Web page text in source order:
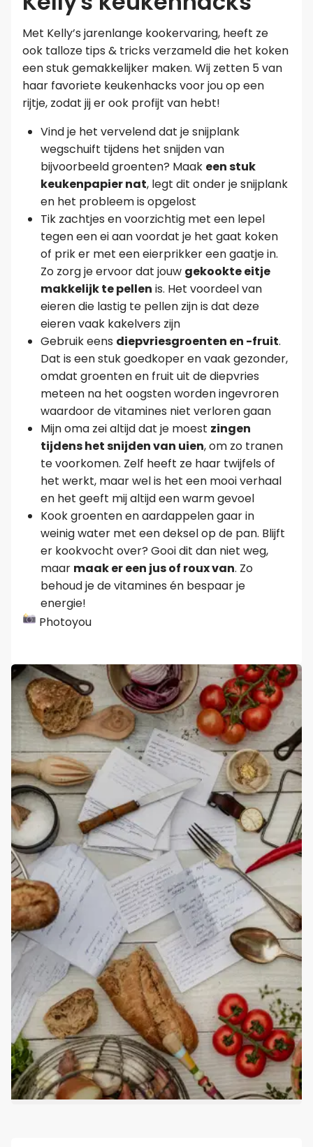
Met Kelly’s jarenlange kookervaring, heeft ze
ook talloze tips & tricks verzameld die het koken
een stuk gemakkelijker maken. Wij zetten 5 van
haar favoriete keukenhacks voor jou op een
rijtje, zodat jij er ook profijt van hebt!
Vind je het vervelend dat je snijplank
wegschuift tijdens het snijden van
bijvoorbeeld groenten? Maak een stuk
keukenpapier nat, legt dit onder je snijplank
en het probleem is opgelost
Tik zachtjes en voorzichtig met een lepel
tegen een ei aan voordat je het gaat koken
of prik er met een eierprikker een gaatje in.
Zo zorg je ervoor dat jouw gekookte eitje
makkelijk te pellen is. Het voordeel van
eieren die lastig te pellen zijn is dat deze
eieren vaak kakelvers zijn
Gebruik eens diepvriesgroenten en -fruit.
Dat is een stuk goedkoper en vaak gezonder,
omdat groenten en fruit uit de diepvries
meteen na het oogsten worden ingevroren
waardoor de vitamines niet verloren gaan
Mijn oma zei altijd dat je moest zingen
tijdens het snijden van uien, om zo tranen
te voorkomen. Zelf heeft ze haar twijfels of
het werkt, maar wel is het een mooi verhaal
en het geeft mij altijd een warm gevoel
Kook groenten en aardappelen gaar in
weinig water met een deksel op de pan. Blijft
er kookvocht over? Gooi dit dan niet weg,
maar maak er een jus of roux van. Zo
behoud je de vitamines én bespaar je
energie!
Photoyou